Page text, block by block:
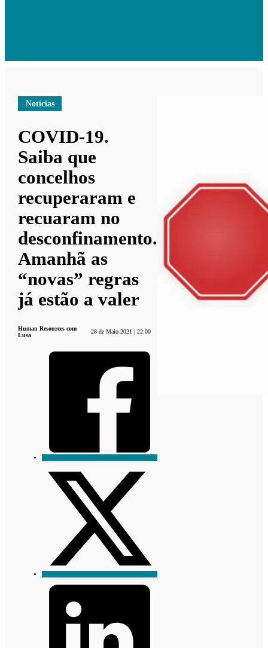
Notícias
COVID-19.
Saiba que
concelhos
recuperaram e
recuaram no
desconfinamento.
Amanhã as
“novas” regras
já estão a valer
Human Resources com
Lusa
28 de Maio 2021 | 22:00